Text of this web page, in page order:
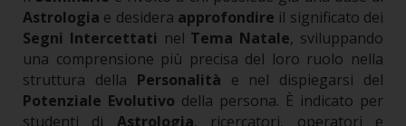
Astrologia e desidera approfondire il significato dei
Segni Intercettati nel Tema Natale, sviluppando
una comprensione più precisa del loro ruolo nella
struttura della Personalità e nel dispiegarsi del
Potenziale Evolutivo della persona. È indicato per
studenti di Astrologia, ricercatori, operatori e